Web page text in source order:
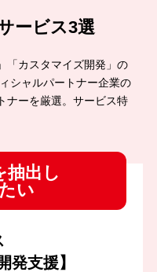
ービス3選
「カスタマイズ開発」の
シャルパートナー企業の
ナーを厳選。サービス特
抽出し
い
発支援】